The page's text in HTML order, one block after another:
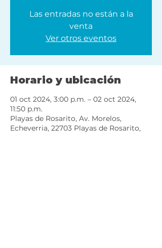
Las entradas no están a la
venta
Ver otros eventos
Horario y ubicación
01 oct 2024, 3:00 p.m. – 02 oct 2024,
11:50 p.m.
Playas de Rosarito, Av. Morelos,
Echeverria, 22703 Playas de Rosarito,